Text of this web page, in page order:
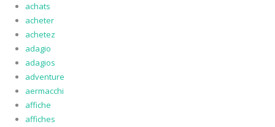
achats
acheter
achetez
adagio
adagios
adventure
aermacchi
affiche
affiches